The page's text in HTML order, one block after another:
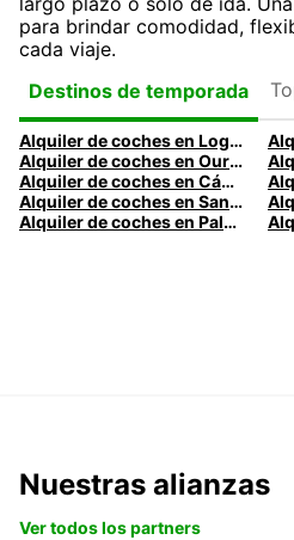
para brindar comodidad,
cada viaje.
Destinos de temporada
Alquiler de coches en Logroño
Alquiler de coches en Ourense
Alquiler de coches en Cádiz
Alquiler de coches en Santander
Alquiler de coches en Palma
Nuestras alianzas
Ver todos los partners